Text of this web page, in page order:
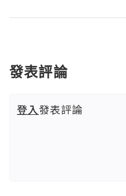
發表評論
登入發表評論